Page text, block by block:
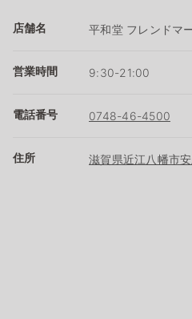
店舗名 平和堂 フレンドマ
営業時間 9:30-21:00
電話番号 0748-46-4500
住所 滋賀県近江八幡市